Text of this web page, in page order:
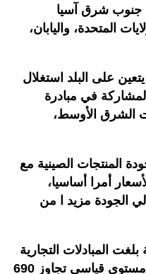
جنوب شرق آسيا
المتحدة، واليابان،
على البلد استغلال
في مبادرة
الشرق الأوسط،
المنتجات الصينية مع
أمرا أساسيا،
الجودة مزيد ا من
المبادلات التجارية
الصينية الأمريكية العام الماضي مستوى قياسي تجاوز 690